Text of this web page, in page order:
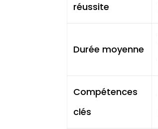
réussite
Durée moyenne
Compétences
clés